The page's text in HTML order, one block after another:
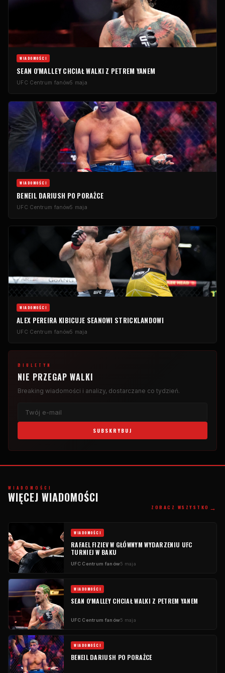
WIADOMOŚCI
SEAN O'MALLEY CHCIAŁ WALKI Z PETREM YANEM
UFC Centrum fanów5 maja
WIADOMOŚCI
BENEIL DARIUSH PO PORAŻCE
UFC Centrum fanów5 maja
WIADOMOŚCI
ALEX PEREIRA KIBICUJE SEANOWI STRICKLANDOWI
UFC Centrum fanów5 maja
BIULETYN
NIE PRZEGAP WALKI
Breaking wiadomości i analizy, dostarczane co tydzień.
SUBSKRYBUJ
WIADOMOŚCI
WIĘCEJ WIADOMOŚCI
ZOBACZ WSZYSTKO →
WIADOMOŚCI
RAFAEL FIZIEV W GŁÓWNYM WYDARZENIU UFC
TURNIEJ W BAKU
UFCCentrum fanów5 maja
WIADOMOŚCI
SEAN O'MALLEY CHCIAŁ WALKI Z PETREM YANEM
UFCCentrum fanów5 maja
WIADOMOŚCI
BENEIL DARIUSH PO PORAŻCE